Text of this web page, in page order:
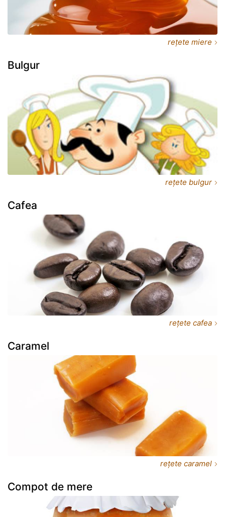
rețete miere
Bulgur
rețete bulgur
Cafea
rețete cafea
Caramel
rețete caramel
Compot de mere